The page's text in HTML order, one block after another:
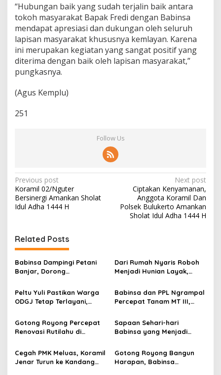
“Hubungan baik yang sudah terjalin baik antara
tokoh masyarakat Bapak Fredi dengan Babinsa
mendapat apresiasi dan dukungan oleh seluruh
lapisan masyarakat khususnya kemlayan. Karena
ini merupakan kegiatan yang sangat positif yang
diterima dengan baik oleh lapisan masyarakat,”
pungkasnya.
(Agus Kemplu)
251
Follow Us
P
o
s
n
a
v
i
g
a
t
i
o
n
Previous post
Koramil 02/Nguter
Bersinergi Amankan Sholat
Idul Adha 1444 H
Next post
Ciptakan Kenyamanan,
Anggota Koramil Dan
Polsek Bulukerto Amankan
Sholat Idul Adha 1444 H
Related Posts
Babinsa Dampingi Petani
Banjar, Dorong
Ketahanan Pangan
Dari Rumah Nyaris Roboh
Menjadi Hunian Layak,
Wujudkan Harapan Ibu Feri
Peltu Yuli Pastikan Warga
ODGJ Tetap Terlayani,
Tengah Masyarakat
Babinsa dan PPL Ngrampal
Percepat Tanam MT III,
Tanam di Sragen
Gotong Royong Percepat
Renovasi Rutilahu di
Turun Langsung Bantu
Warga
Sapaan Sehari-hari
Babinsa yang Menjadi
Warga Desa
Cegah PMK Meluas, Koramil
Jenar Turun ke Kandang
Gotong Royong Bangun
Harapan, Babinsa